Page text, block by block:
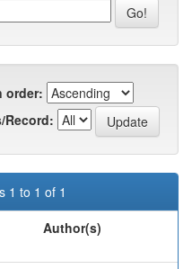
order:
Record:
1 to 1 of 1
Author(s)